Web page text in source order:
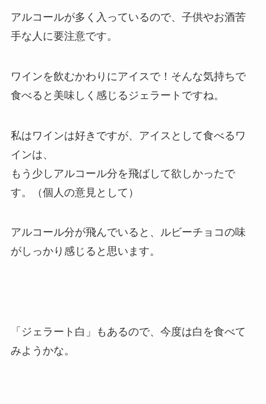
アルコールが多く入っているので、子供やお酒苦
手な人に要注意です。
ワインを飲むかわりにアイスで！そんな気持ちで
食べると美味しく感じるジェラートですね。
私はワインは好きですが、アイスとして食べるワ
インは、
もう少しアルコール分を飛ばして欲しかったで
す。（個人の意見として）
アルコール分が飛んでいると、ルビーチョコの味
がしっかり感じると思います。
「ジェラート白」もあるので、今度は白を食べて
みようかな。